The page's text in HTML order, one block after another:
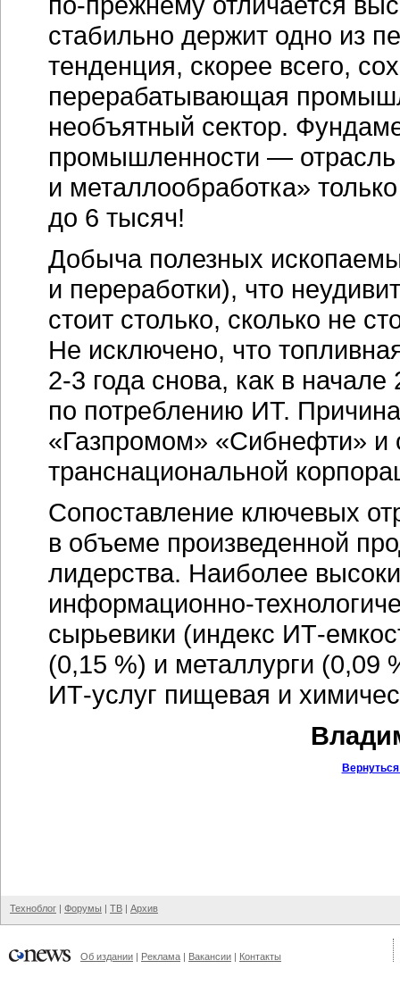
стабильно держит одно из
тенденция, скорее всего,
перерабатывающая
необъятный сектор.
промышленности —
и металлообработка»
до 6 тысяч!
Добыча полезных
и переработки), что
стоит столько, сколько не
Не исключено, что
2-3 годаснова, как в начале
по потреблению ИТ.
«Газпромом» «Сибнефти» и
транснациональной
Сопоставление ключевых
в объеме произведенной
лидерства. Наиболее
информационно-
сырьевики (индекс ИТ-
(0,15 %) и металлурги (0,09
ИТ-услуг пищевая и
Техноблог | Форумы | ТВ | Архив
Об издании | Реклама | Вакансии | Контакты